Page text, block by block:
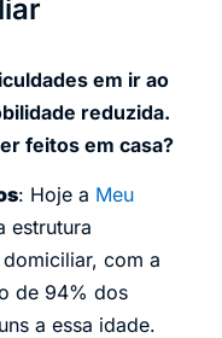
em ir ao
reduzida.
feitos em casa?
: Hoje a Meu
estrutura
com a
de 94% dos
a essa idade.